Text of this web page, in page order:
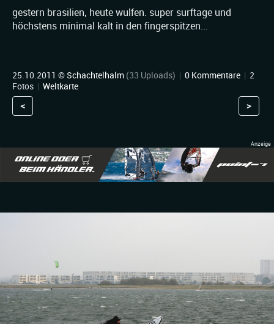
gestern brasilien, heute wulfen. super surftage und
höchstens minimal kalt in den fingerspitzen...
25.10.2011 ©Schachtelhalm (33 Uploads) | 0 Kommentare | 2
Fotos | Weltkarte
< >